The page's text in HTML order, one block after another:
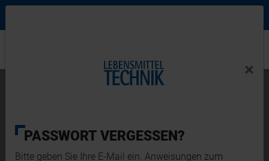
Home ×
PASSWORT VERGESSEN?
Bitte geben Sie Ihre E-Mail ein. Anweisungen zum
FRUIT LOGISTICA